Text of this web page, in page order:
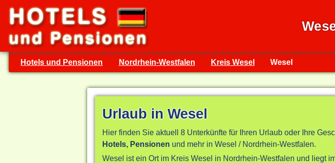
Hotels und Pensionen Nordrhein-Westfalen Kreis Wesel Wesel
Urlaub in Wesel
Hier finden Sie aktuell 8 Unterkünfte für Ihren Urlaub oder Ihre
Hotels, Pensionen und mehr in Wesel / Nordrhein-Westfalen.
Wesel ist ein Ort im Kreis Wesel in Nordrhein-Westfalen und liegt